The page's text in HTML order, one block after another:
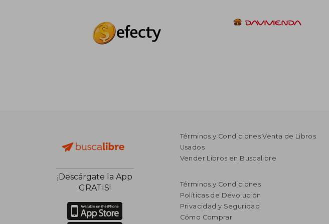
¡Descárgate la App
GRATIS!
Términos y Condiciones Venta de Libros
Usados
Vender Libros en Buscalibre
Términos y Condiciones
Políticas de Devolución
Privacidad y Seguridad
Cómo Comprar